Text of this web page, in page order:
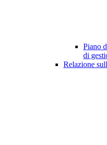
Piano
di
Relazione